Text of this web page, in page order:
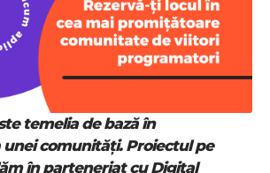
temelia de bază în
unei comunități. Proiectul pe
în parteneriat cu Digital